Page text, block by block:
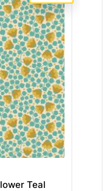
Teal